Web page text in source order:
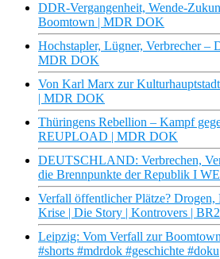
DDR-Vergangenheit, Wende-
Boomtown | MDR DOK
Hochstapler, Lügner, Verbrecher –
MDR DOK
Von Karl Marx zur
| MDR DOK
Thüringens Rebellion – Kampf
REUPLOAD | MDR DOK
DEUTSCHLAND: Verbrechen,
die Brennpunkte der Republik I
Verfall öffentlicher Plätze?
Krise | Die Story | Kontrovers |
Leipzig: Vom Verfall zur
#shorts #mdrdok #geschichte #doku